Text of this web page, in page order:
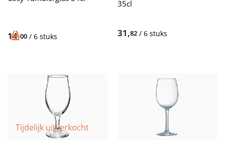
14,00 / 6 stuks
35cl
31,82 / 6 stuks
Tijdelijk uitverkocht